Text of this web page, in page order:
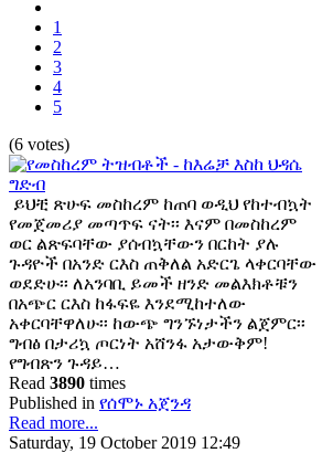
1
2
3
4
5
(6 votes)
ይህቺ ጽሁፍ መስከረም ከጠባ ወዲህ የከተብኳት
የመጀመሪያ መጣጥፍ ናት፡፡ እናም በመስከረም
ወር ልጽፍባቸው ያሰብኳቸውን በርከት ያሉ
ጉዳዮች በአንድ ርእስ ጠቅለል አድርጌ ላቀርባቸው
ወደድሁ፡፡ ለአንባቢ ይመች ዘንድ መልእክቶቹን
በአጭር ርእስ ከፋፍዬ እንደሚከተለው
አቀርባቸዋለሁ፡፡ ከውጭ ግንኙነታችን ልጀምር፡፡
ግብፅ በታሪኳ ጦርነት አሸንፋ አታውቅም!
የግብጽን ጉዳይ…
Read 3890 times
Published in የሰሞኑ አጀንዳ
Read more...
Saturday, 19 October 2019 12:49